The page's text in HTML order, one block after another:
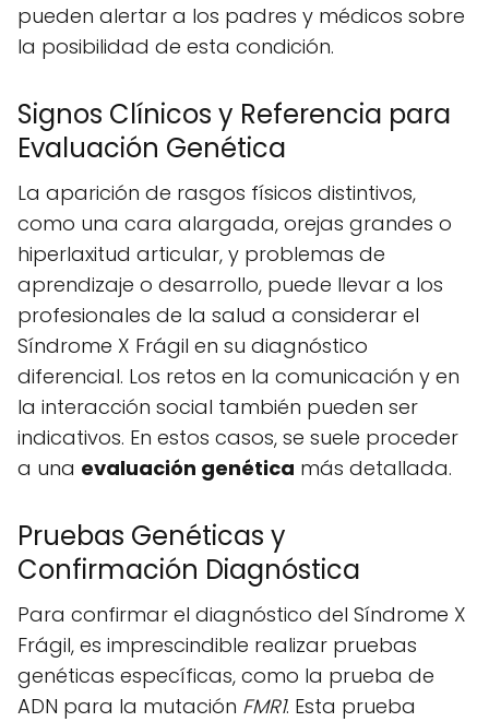
pueden alertar a los padres y médicos sobre
la posibilidad de esta condición.
Signos Clínicos y Referencia para
Evaluación Genética
La aparición de rasgos físicos distintivos,
como una cara alargada, orejas grandes o
hiperlaxitud articular, y problemas de
aprendizaje o desarrollo, puede llevar a los
profesionales de la salud a considerar el
Síndrome X Frágil en su diagnóstico
diferencial. Los retos en la comunicación y en
la interacción social también pueden ser
indicativos. En estos casos, se suele proceder
a una evaluación genética más detallada.
Pruebas Genéticas y
Confirmación Diagnóstica
Para confirmar el diagnóstico del Síndrome X
Frágil, es imprescindible realizar pruebas
genéticas específicas, como la prueba de
ADN para la mutación FMR1. Esta prueba